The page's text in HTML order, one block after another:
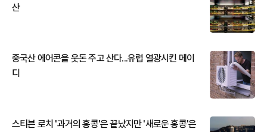
산
중국산 에어콘을 웃돈 주고 산다...유럽 열광시킨 메이
디
스티븐 로치 '과거의 홍콩'은 끝났지만 '새로운 홍콩'은